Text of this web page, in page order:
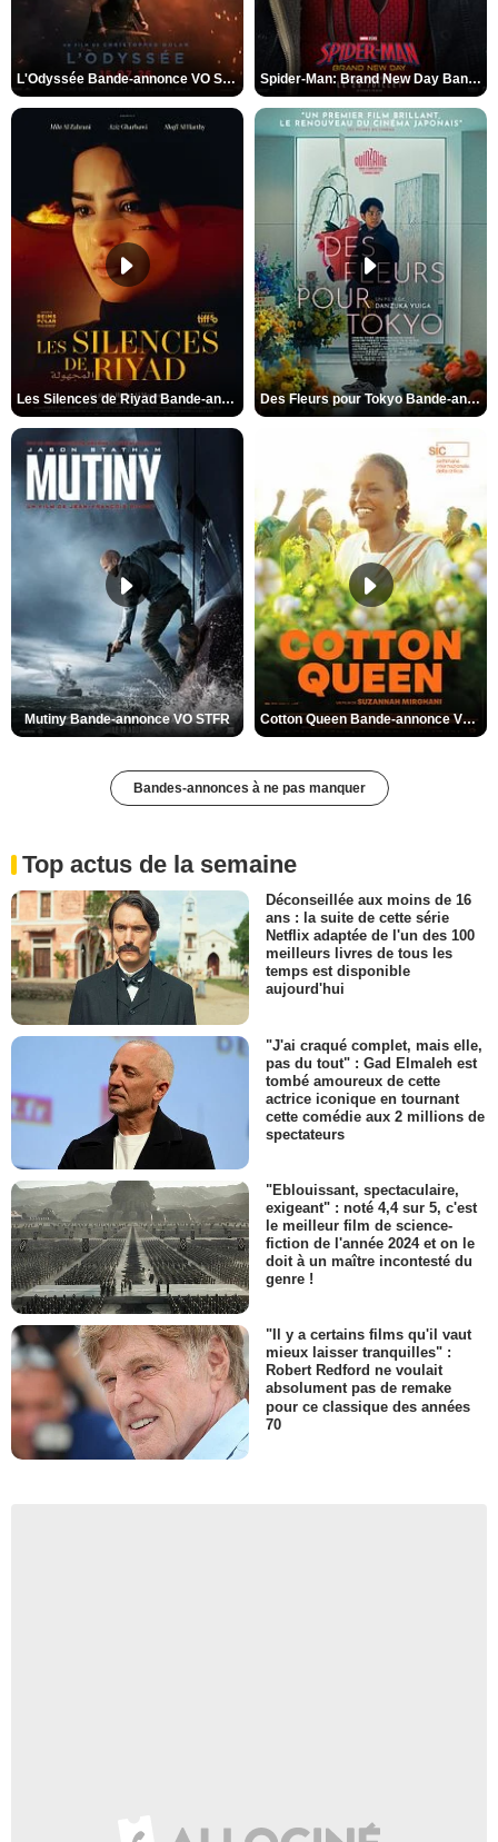
L'Odyssée Bande-annonce VO STFR Spider-Man: Brand New Day Bande-annonce VO STFR
Les Silences de Riyad Bande-annonce VO STFR Des Fleurs pour Tokyo Bande-annonce VO STFR
Mutiny Bande-annonce VO STFR Cotton Queen Bande-annonce VO STFR
Bandes-annonces à ne pas manquer
Top actus de la semaine
Déconseillée aux moins de 16
ans : la suite de cette série
Netflix adaptée de l'un des 100
meilleurs livres de tous les
temps est disponible
aujourd'hui
"J'ai craqué complet, mais elle,
pas du tout" : Gad Elmaleh est
tombé amoureux de cette
actrice iconique en tournant
cette comédie aux 2 millions de
spectateurs
"Eblouissant, spectaculaire,
exigeant" : noté 4,4 sur 5, c'est
le meilleur film de science-
fiction de l'année 2024 et on le
doit à un maître incontesté du
genre !
"Il y a certains films qu'il vaut
mieux laisser tranquilles" :
Robert Redford ne voulait
absolument pas de remake
pour ce classique des années
70